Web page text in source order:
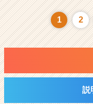
1 2
説